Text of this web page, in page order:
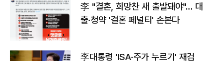
李 "결혼, 희망찬 새 출발돼야"… 대
출·청약 '결혼 페널티' 손본다
李대통령 'ISA·주가 누르기' 재검